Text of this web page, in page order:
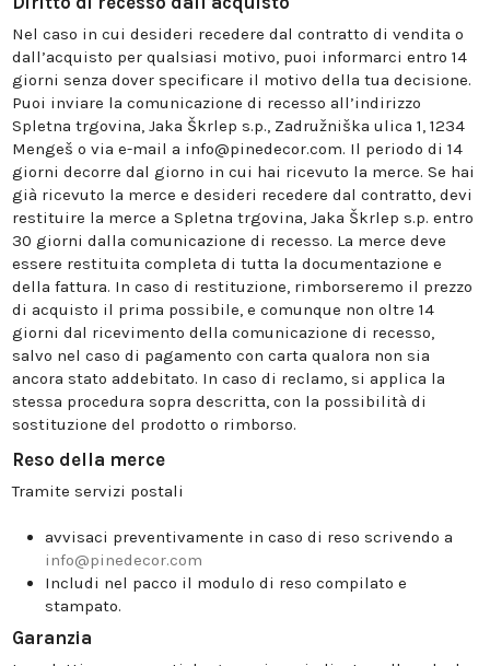
Nel caso in cui desideri recedere dal contratto di vendita o
dall’acquisto per qualsiasi motivo, puoi informarci entro 14
giorni senza dover specificare il motivo della tua decisione.
Puoi inviare la comunicazione di recesso all’indirizzo
Spletna trgovina, Jaka Škrlep s.p., Zadružniška ulica 1, 1234
Mengeš o via e-mail a info@pinedecor.com. Il periodo di 14
giorni decorre dal giorno in cui hai ricevuto la merce. Se hai
già ricevuto la merce e desideri recedere dal contratto, devi
restituire la merce a Spletna trgovina, Jaka Škrlep s.p. entro
30 giorni dalla comunicazione di recesso. La merce deve
essere restituita completa di tutta la documentazione e
della fattura. In caso di restituzione, rimborseremo il prezzo
di acquisto il prima possibile, e comunque non oltre 14
giorni dal ricevimento della comunicazione di recesso,
salvo nel caso di pagamento con carta qualora non sia
ancora stato addebitato. In caso di reclamo, si applica la
stessa procedura sopra descritta, con la possibilità di
sostituzione del prodotto o rimborso.
Reso della merce
Tramite servizi postali
avvisaci preventivamente in caso di reso scrivendo a
info@pinedecor.com
Includi nel pacco il modulo di reso compilato e
stampato.
Garanzia